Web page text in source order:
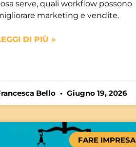
serve, quali workflow possono
marketing e vendite.
DI PIÙ »
Bello Giugno 19, 2026
FARE IMPRESA